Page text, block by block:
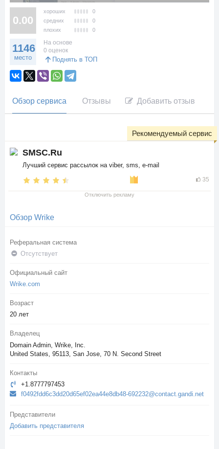
0.00
хороших
0
средних
0
плохих
0
1146
место
На основе
0 оценок
Поднять в ТОП
Обзор сервиса Отзывы Добавить отзыв
SMSC.Ru
Лучший сервис рассылок на viber, sms, e-mail
35
Рекомендуемый сервис
Отключить рекламу
Обзор Wrike
Реферальная система
Отсутствует
Официальный сайт
Wrike.com
Возраст
20 лет
Владелец
Domain Admin, Wrike, Inc.
United States, 95113, San Jose, 70 N. Second Street
Контакты
+1.8777797453
f0492fdd6c3dd20d65ef02ea44e8db48-692232@contact.gandi.net
Представители
Добавить представителя